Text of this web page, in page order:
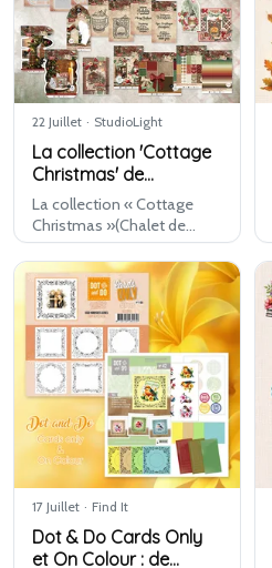
22 Juillet · StudioLight
La collection 'Cottage
Christmas' de
StudioLight
La collection « Cottage
Christmas »(Chalet de
Noël) de Studio Light est
une collection de loisirs
créatifs empreinte de
nostalgie et d'atmosphère,
idéale pour la confection
de c…
17 Juillet · Find It
Dot & Do Cards Only
et On Colour : de